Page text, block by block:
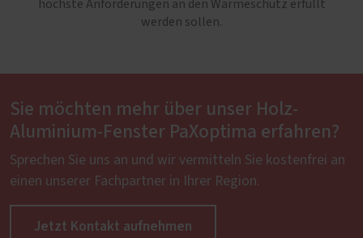
höchste Anforderungen an den Wärmeschutz erfüllt
werden sollen.
Sie möchten mehr über unser Holz-
Aluminium-Fenster PaXoptima erfahren?
Sprechen Sie uns an und wir vermitteln Sie kostenfrei an
einen unserer Fachpartner in Ihrer Region.
Jetzt Kontakt aufnehmen